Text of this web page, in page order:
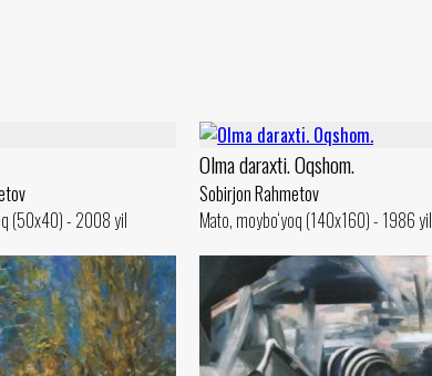
(50x40) - 2008 yil
Olma daraxti. Oqshom.
Sobirjon Rahmetov
Mato, moybo‘yoq (140x160) - 1986 yil